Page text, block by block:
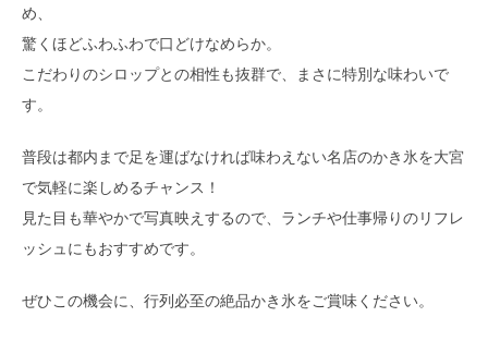
め、
驚くほどふわふわで口どけなめらか。
こだわりのシロップとの相性も抜群で、まさに特別な味わいで
す。
普段は都内まで足を運ばなければ味わえない名店のかき氷を大宮
で気軽に楽しめるチャンス！
見た目も華やかで写真映えするので、ランチや仕事帰りのリフレ
ッシュにもおすすめです。
ぜひこの機会に、行列必至の絶品かき氷をご賞味ください。